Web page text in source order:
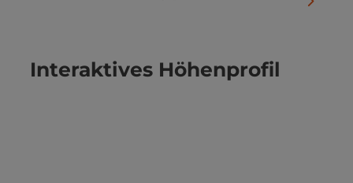
Interaktives Höhenprofil